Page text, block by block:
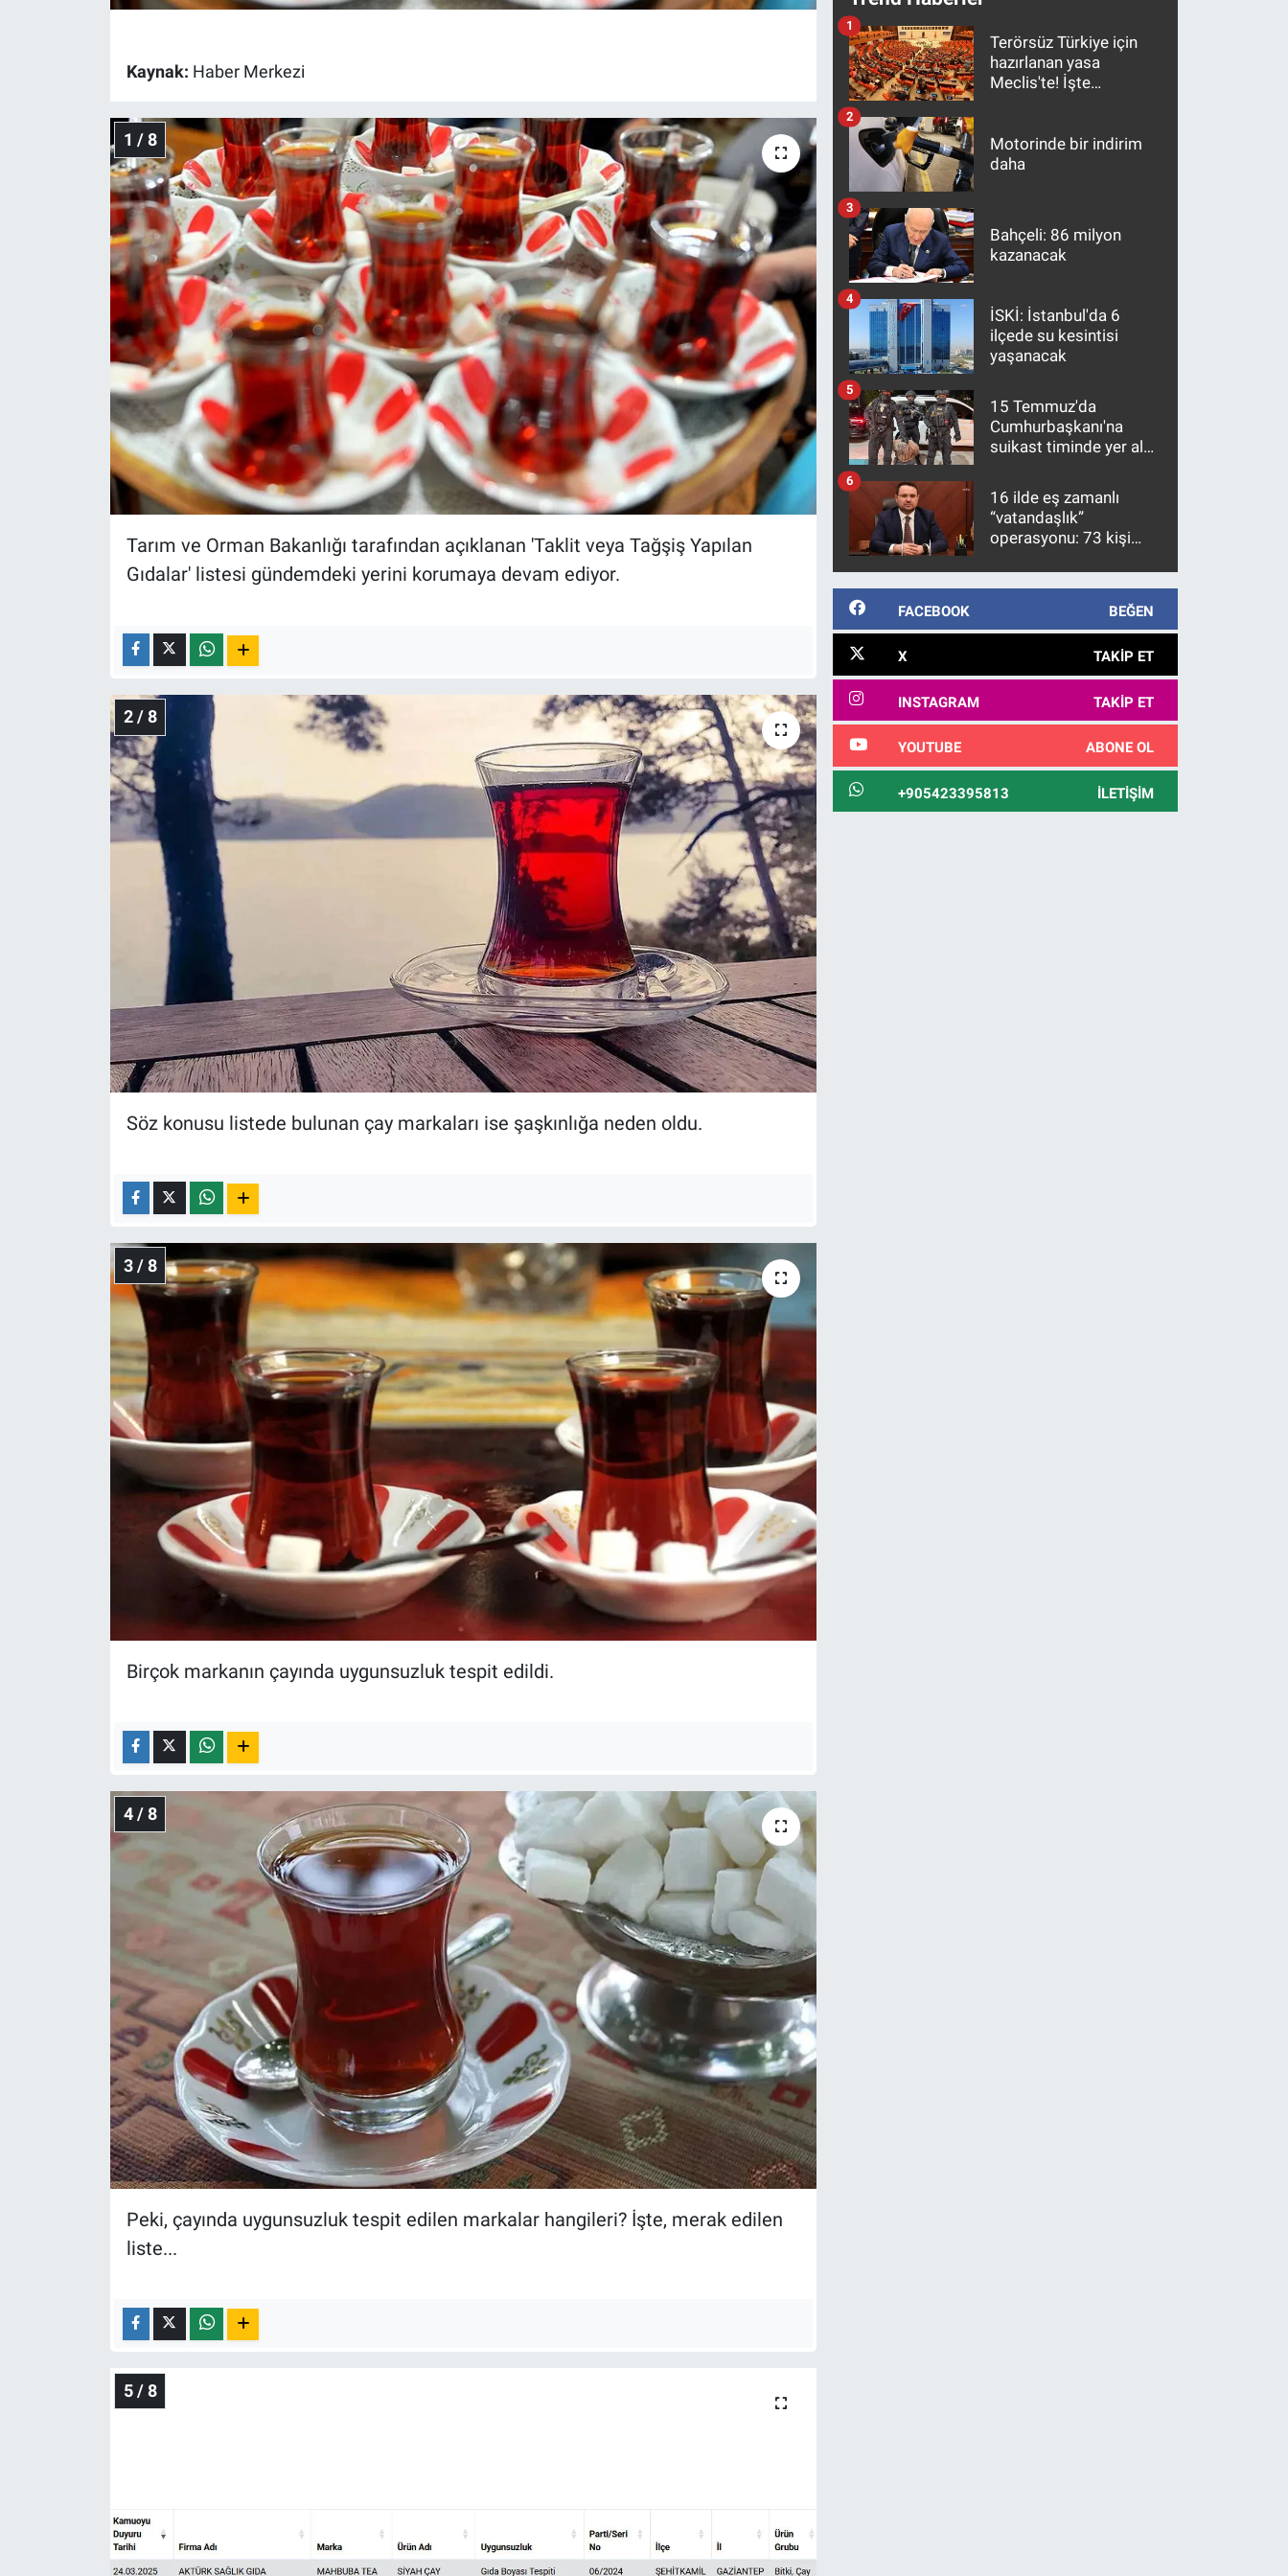
Kaynak: Haber Merkezi
1 / 8
Tarım ve Orman Bakanlığı tarafından açıklanan 'Taklit veya Tağşiş Yapılan
Gıdalar' listesi gündemdeki yerini korumaya devam ediyor.
2 / 8
Söz konusu listede bulunan çay markaları ise şaşkınlığa neden oldu.
3 / 8
Birçok markanın çayında uygunsuzluk tespit edildi.
4 / 8
Peki, çayında uygunsuzluk tespit edilen markalar hangileri? İşte, merak edilen
liste...
5 / 8
Terörsüz Türkiye için
hazırlanan yasa
Meclis'te! İşte
1
Motorinde bir indirim
daha
2
Bahçeli: 86 milyon
kazanacak
3
İSKİ: İstanbul'da 6
ilçede su kesintisi
yaşanacak
4
15 Temmuz'da
Cumhurbaşkanı'na
suikast timinde yer alan
10 yıl sonra yakalandı
5
16 ilde eş zamanlı
“vatandaşlık”
operasyonu: 73 kişi
6
FACEBOOK BEĞEN
X TAKIP ET
INSTAGRAM TAKIP ET
YOUTUBE ABONE OL
+905423395813 İLETIŞIM
Koronavirüs
Kültür Sanat
Ne demişti
Popüler
Programlar
Türkiye'nin Geleceği
Türkiye'nin Gündemi
Yerel Gündem